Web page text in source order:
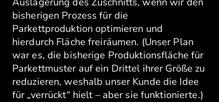
bisherigen Prozess für die
Parkettproduktion optimieren und
hierdurch Fläche freiräumen. (Unser Plan
war es, die bisherige Produktionsfläche für
Parkettmuster auf ein Drittel ihrer Größe zu
reduzieren, weshalb unser Kunde die Idee
für „verrückt“ hielt – aber sie funktionierte.)